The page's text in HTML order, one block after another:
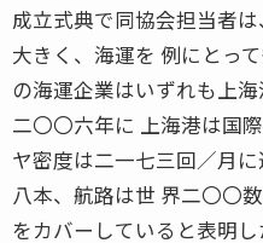
成立式典で同協会担当者
大きく、海運を 例にとっ
の海運企業はいずれも上海
二〇〇六年に 上海港は国
ヤ密度は二一七三回／月
八本、航路は世 界二〇〇
をカバーしていると表明し